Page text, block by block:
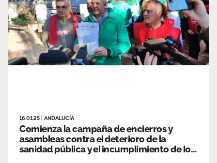
16.01.25 ANDALUCÍA
Comienza la campaña de encierros y
asambleas contra el deterioro de la
sanidad pública y el incumplimiento de los